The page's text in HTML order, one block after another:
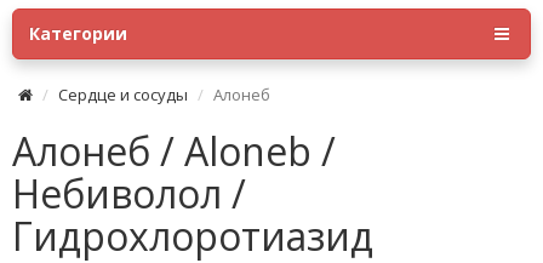
Категории
Сердце и сосуды Алонеб
Алонеб / Aloneb /
Небиволол /
Гидрохлоротиазид